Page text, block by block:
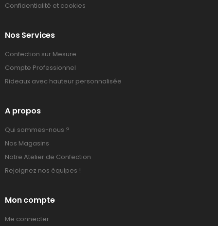
Confidentialité et cookies
Nos Services
Confection sur Mesure
Compte Professionnel
Rideaux avec hauteur personnalisée
A propos
Qui sommes-nous ?
Nos Magasins
Notre Atelier de Confection
Rejoignez nos équipes !
Mon compte
Me connecter